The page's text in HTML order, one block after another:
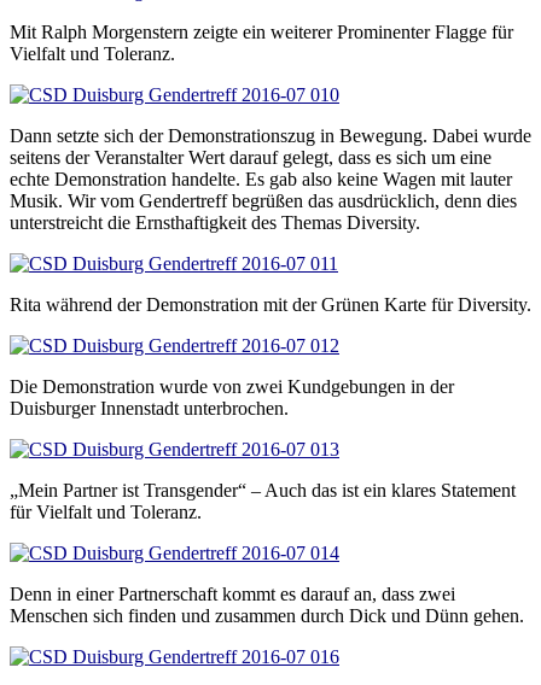
Mit Ralph Morgenstern zeigte ein weiterer Prominenter Flagge für
Vielfalt und Toleranz.
Dann setzte sich der Demonstrationszug in Bewegung. Dabei wurde
seitens der Veranstalter Wert darauf gelegt, dass es sich um eine
echte Demonstration handelte. Es gab also keine Wagen mit lauter
Musik. Wir vom Gendertreff begrüßen das ausdrücklich, denn dies
unterstreicht die Ernsthaftigkeit des Themas Diversity.
Rita während der Demonstration mit der Grünen Karte für Diversity.
Die Demonstration wurde von zwei Kundgebungen in der
Duisburger Innenstadt unterbrochen.
„Mein Partner ist Transgender“ – Auch das ist ein klares Statement
für Vielfalt und Toleranz.
Denn in einer Partnerschaft kommt es darauf an, dass zwei
Menschen sich finden und zusammen durch Dick und Dünn gehen.